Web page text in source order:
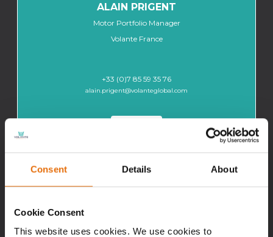
Consent Details About
Cookie Consent
This website uses cookies. We use cookies to
ALAIN PRIGENT
Motor Portfolio Manager
Volante France
+33 (0)7 85 59 35 76
alain.prigent@volanteglobal.com